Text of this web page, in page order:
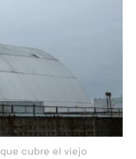
cubre el viejo